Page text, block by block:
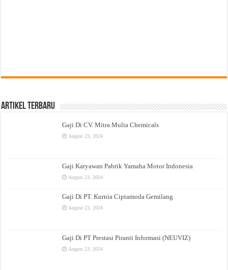
Artikel Terbaru
Gaji Di CV. Mitra Mulia Chemicals
August 23, 2024
Gaji Karyawan Pabrik Yamaha Motor Indonesia
August 23, 2024
Gaji Di PT. Kurnia Ciptamoda Gemilang
August 23, 2024
Gaji Di PT Prestasi Piranti Informasi (NEUVIZ)
August 23, 2024